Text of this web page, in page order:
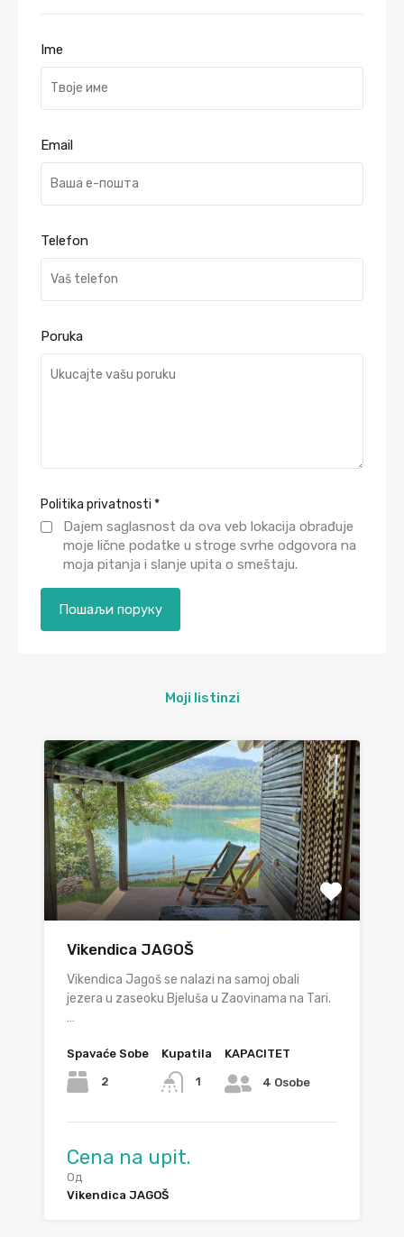
Ime
Email
Telefon
Poruka
Politika privatnosti *
Dajem saglasnost da ova veb lokacija obrađuje
moje lične podatke u stroge svrhe odgovora na
moja pitanja i slanje upita o smeštaju.
Moji listinzi
Vikendica JAGOŠ
Vikendica Jagoš se nalazi na samoj obali
jezera u zaseoku Bjeluša u Zaovinama na Tari.
…
Spavaće Sobe
2
Kupatila
1
KAPACITET
4 Osobe
Cena na upit.
Од
Vikendica JAGOŠ